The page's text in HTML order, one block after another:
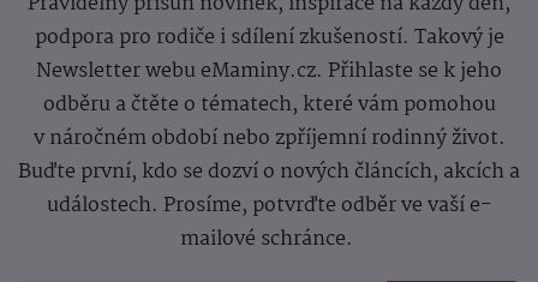
podpora pro rodiče i sdílení zkušeností. Takový je
Newsletter webu eMaminy.cz. Přihlaste se k jeho
odběru a čtěte o tématech, které vám pomohou
v náročném období nebo zpříjemní rodinný život.
Buďte první, kdo se dozví o nových článcích, akcích a
událostech. Prosíme, potvrďte odběr ve vaší e-
mailové schránce.